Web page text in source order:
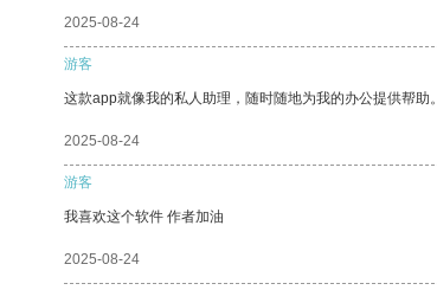
2025-08-24
游客
这款app就像我的私人助理，随时随地为我的办公提供帮助。
2025-08-24
游客
我喜欢这个软件 作者加油
2025-08-24